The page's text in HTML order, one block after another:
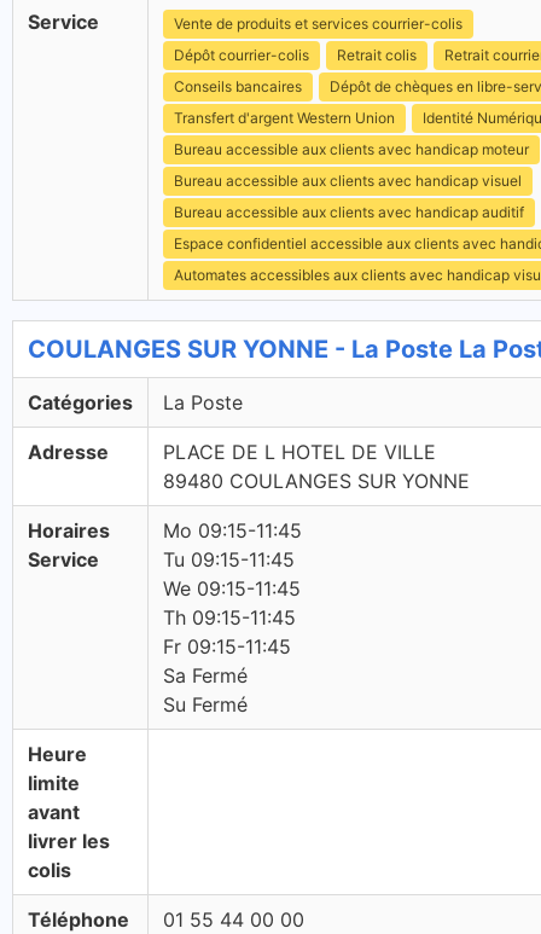
Service
Vente de produits et services courrier-colis
Dépôt courrier-colis
Retrait colis
Retrait
Conseils bancaires
Dépôt de chèques en libre-
Transfert d'argent Western Union
Identité
Bureau accessible aux clients avec handicap moteur
Bureau accessible aux clients avec handicap visuel
Bureau accessible aux clients avec handicap auditif
Espace confidentiel accessible aux clients avec
Automates accessibles aux clients avec handicap
COULANGES SUR YONNE - La Poste La
Catégories La Poste
Adresse
PLACE DE L HOTEL DE VILLE
89480 COULANGES SUR YONNE
Horaires
Service
Mo 09:15-11:45
Tu 09:15-11:45
We 09:15-11:45
Th 09:15-11:45
Fr 09:15-11:45
Sa Fermé
Su Fermé
Heure
limite
avant
livrer les
colis
Téléphone 01 55 44 00 00